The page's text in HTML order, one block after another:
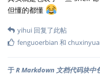
但懂的都懂
yihui 回复了此帖
fenguoerbian 和
于R Markdown 文档代码块中